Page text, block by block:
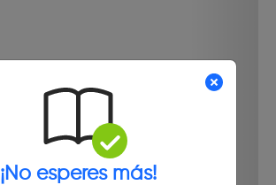
¡No esperes más!